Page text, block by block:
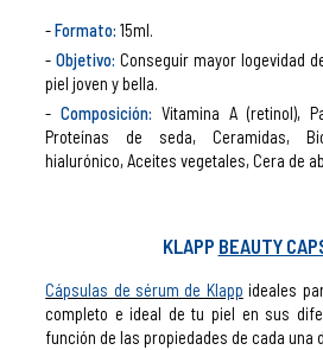
Formato: 15ml.
Objetivo: Conseguir mayor logevidad
piel joven y bella.
Composición: Vitamina A (retinol),
Proteínas de seda, Ceramidas,
hialurónico, Aceites vegetales, Cera de
KLAPP BEAUTY
Cápsulas de sérum de Klapp ideales
completo e ideal de tu piel en sus
función de las propiedades de cada una